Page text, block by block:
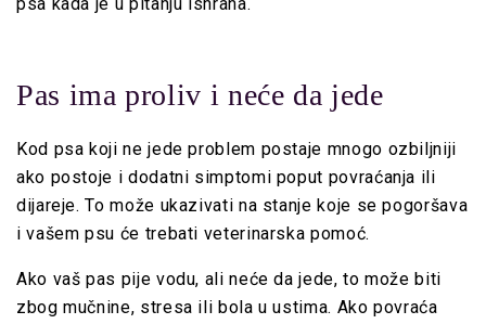
psa kada je u pitanju ishrana.
Pas ima proliv i neće da jede
Kod psa koji ne jede problem postaje mnogo ozbiljniji
ako postoje i dodatni simptomi poput povraćanja ili
dijareje. To može ukazivati na stanje koje se pogoršava
i vašem psu će trebati veterinarska pomoć.
Ako vaš pas pije vodu, ali neće da jede, to može biti
zbog mučnine, stresa ili bola u ustima. Ako povraća